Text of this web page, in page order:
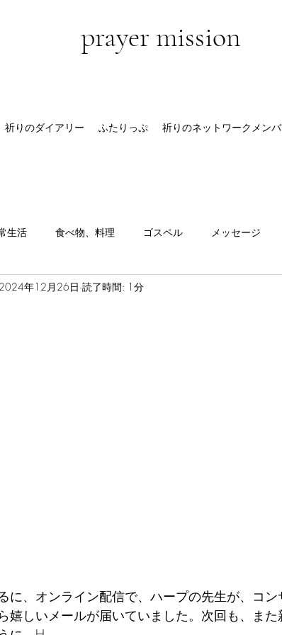
prayer mission
祈りのダイアリー ふたりっぷ 祈りのネットワークメン
生活 食べ物、料理 ゴスペル メッセージ
年12月26日 読了時間: 1分
に、オンライン配信で、ハープの先生が、コ
嬉しいメールが届いていました。次回も、ま